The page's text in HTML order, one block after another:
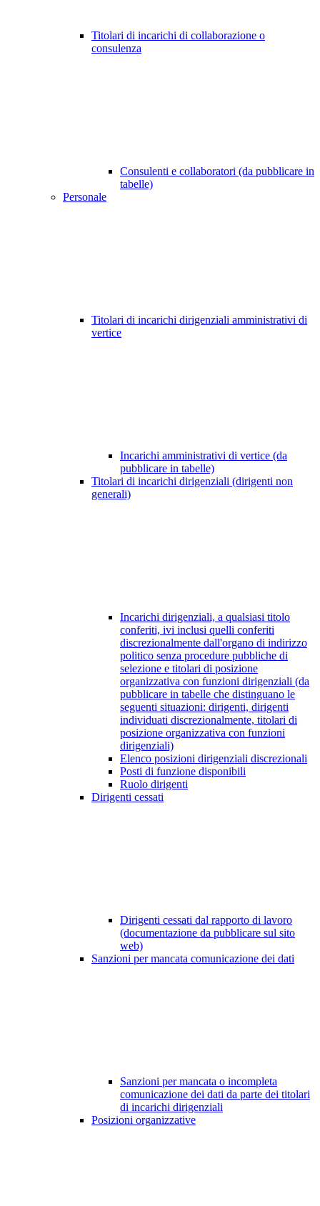
Titolari di incarichi di collaborazione o
consulenza
Consulenti e collaboratori (da pubblicare in
tabelle)
Personale
Titolari di incarichi dirigenziali amministrativi di
vertice
Incarichi amministrativi di vertice (da
pubblicare in tabelle)
Titolari di incarichi dirigenziali (dirigenti non
generali)
Incarichi dirigenziali, a qualsiasi titolo
conferiti, ivi inclusi quelli conferiti
discrezionalmente dall'organo di indirizzo
politico senza procedure pubbliche di
selezione e titolari di posizione
organizzativa con funzioni dirigenziali (da
pubblicare in tabelle che distinguano le
seguenti situazioni: dirigenti, dirigenti
individuati discrezionalmente, titolari di
posizione organizzativa con funzioni
dirigenziali)
Elenco posizioni dirigenziali discrezionali
Posti di funzione disponibili
Ruolo dirigenti
Dirigenti cessati
Dirigenti cessati dal rapporto di lavoro
(documentazione da pubblicare sul sito
web)
Sanzioni per mancata comunicazione dei dati
Sanzioni per mancata o incompleta
comunicazione dei dati da parte dei titolari
di incarichi dirigenziali
Posizioni organizzative